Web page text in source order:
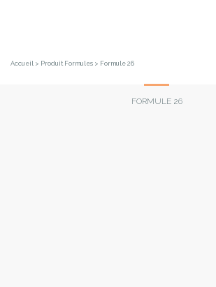
Accueil > Produit Formules > Formule 26
FORMULE 26